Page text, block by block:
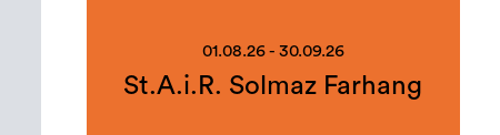
01.08.26 - 30.09.26
St.A.i.R. Solmaz Farhang